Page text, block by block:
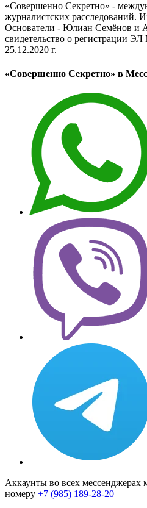
«Совершенно Секретно» -
журналистских расследований.
Основатели - Юлиан Семёнов и
свидетельство о регистрации
25.12.2020 г.
«Совершенно Секретно» в
Аккаунты во всех
номеру +7 (985) 189-28-20